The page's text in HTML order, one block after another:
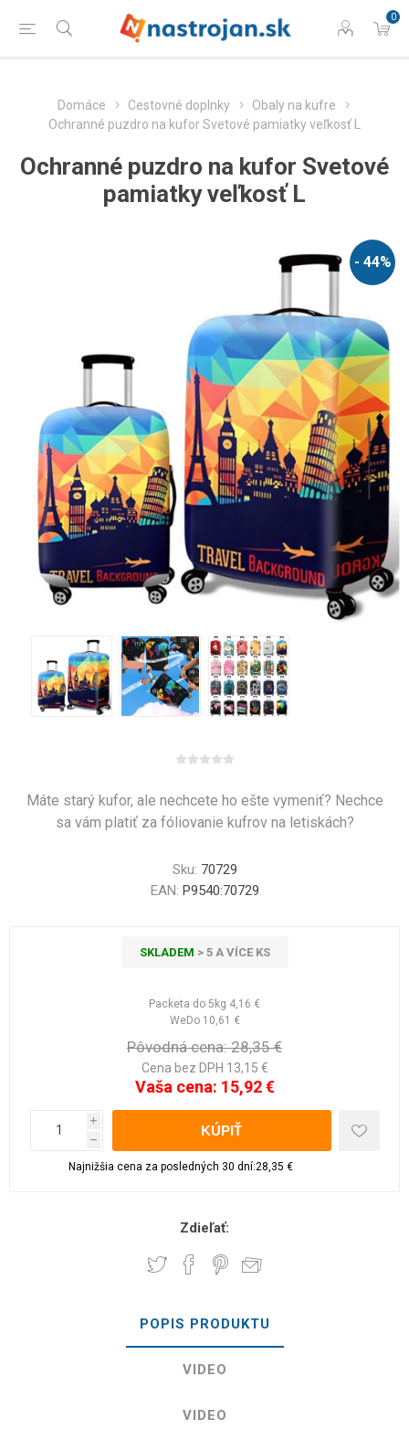
0
Domáce Cestovné doplnky
Obaly na kufre
Ochranné puzdro na kufor Svetové pamiatky veľkosť L
Ochranné puzdro na kufor Svetové
pamiatky veľkosť L
- 44%
Máte starý kufor, ale nechcete ho ešte vymeniť? Nechce
sa vám platiť za fóliovanie kufrov na letiskách?
Sku: 70729
EAN: P9540:70729
SKLADEM > 5 A VÍCE KS
Packeta do 5kg 4,16 €
WeDo 10,61 €
Pôvodná cena: 28,35 €
Cena bez DPH 13,15 €
Vaša cena: 15,92 €
i
h
Najnižšia cena za posledných 30 dní:28,35 €
Zdieľať:
POPIS PRODUKTU
VIDEO
VIDEO